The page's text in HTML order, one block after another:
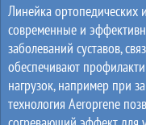
Линейка ортопедических
современные и
заболеваний суставов,
обеспечивают
нагрузок, например при
технология Aeroprene